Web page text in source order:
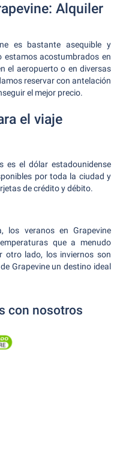
Alquiler
es bastante asequible y
acostumbrados en
el aeropuerto o en diversas
reservar con antelación
el mejor precio.
el viaje
es el dólar estadounidense
por toda la ciudad y
de crédito y débito.
los veranos en Grapevine
que a menudo
otro lado, los inviernos son
Grapevine un destino ideal
con nosotros